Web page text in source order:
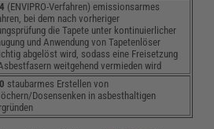
(ENVIPRO-Verfahren) emissionsarmes
bei dem nach vorheriger
die Tapete unter kontinuierlicher
und Anwendung von Tapetenlöser
abgelöst wird, sodass eine Freisetzung
weitgehend vermieden wird
staubarmes Erstellen von
Dosensenken in asbesthaltigen